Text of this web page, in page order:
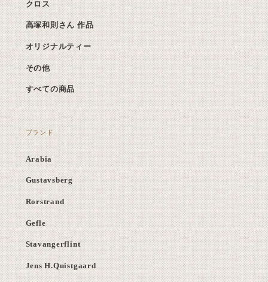
クロス
高塚和則さん 作品
オリジナルティー
その他
すべての商品
ブランド
Arabia
Gustavsberg
Rorstrand
Gefle
Stavangerflint
Jens H.Quistgaard